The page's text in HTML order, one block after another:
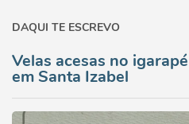
DAQUI TE ESCREVO
Velas acesas no
em Santa Izabel